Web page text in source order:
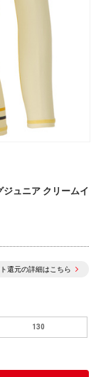
ジュニア クリームイ
還元の詳細はこちら
130